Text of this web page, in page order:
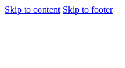
Skip to content Skip to footer